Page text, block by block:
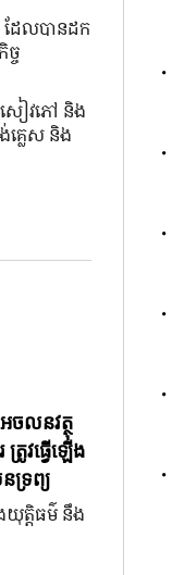
ដែលបានដក
ច
សៀវភៅ និង
គ្លេស និង
ចលនវត្ថុ
រូវធ្វើឡើង
ទ្រព្យ
ងយុត្តិធម៌ នឹង